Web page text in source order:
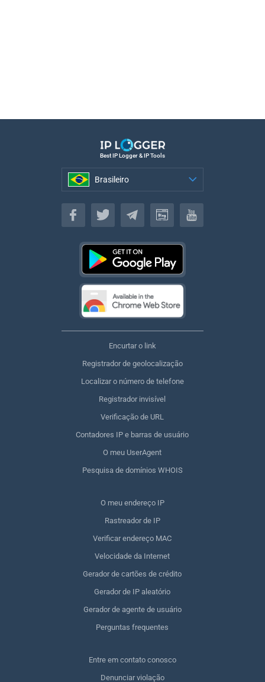
Best IP Logger & IP Tools
Brasileiro
Brasileiro
Encurtar o link
Registrador de geolocalização
Localizar o número de telefone
Registrador invisível
Verificação de URL
Contadores IP e barras de usuário
O meu UserAgent
Pesquisa de domínios WHOIS
O meu endereço IP
Rastreador de IP
Verificar endereço MAC
Velocidade da Internet
Gerador de cartões de crédito
Gerador de IP aleatório
Gerador de agente de usuário
Perguntas frequentes
Entre em contato conosco
Denunciar violação